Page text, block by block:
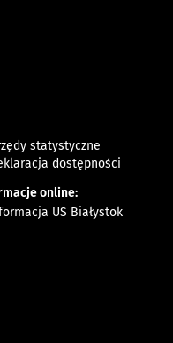
statystyczne
dostępności
online:
US Białystok